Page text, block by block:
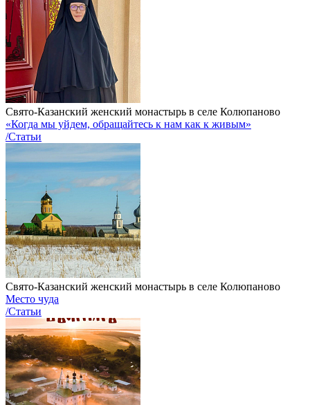
Свято-Казанский женский монастырь в селе Колюпаново
«Когда мы уйдем, обращайтесь к нам как к живым»
/Статьи
Свято-Казанский женский монастырь в селе Колюпаново
Место чуда
/Статьи